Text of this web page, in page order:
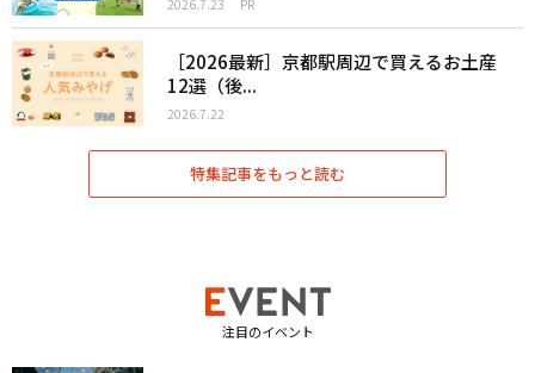
2026.7.23 PR
［2026最新］京都駅周辺で買えるお土産
12選（後...
2026.7.22
特集記事をもっと読む
注目のイベント